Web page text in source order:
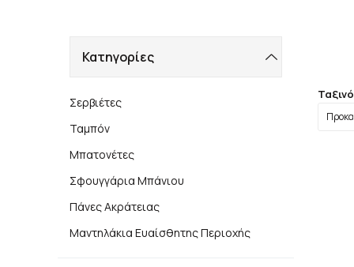
Κατηγορίες
Σερβιέτες
Ταμπόν
Μπατονέτες
Σφουγγάρια Μπάνιου
Πάνες Ακράτειας
Μαντηλάκια Ευαίσθητης Περιοχής